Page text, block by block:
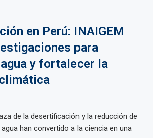
en Perú: INAIGEM
para
y fortalecer la
de la desertificación y la reducción de
han convertido a la ciencia en una